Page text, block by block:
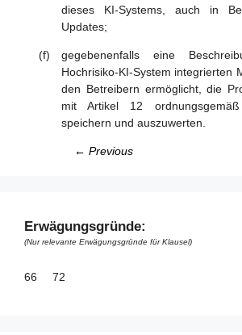
dieses KI-Systems, auch in
Updates;
gegebenenfalls eine
Hochrisiko-KI-System integrierten
den Betreibern ermöglicht, die
mit Artikel 12
speichern und auszuwerten.
← Previous
Erwägungsgründe:
(Nur relevante Erwägungsgründe für Klausel)
66 72